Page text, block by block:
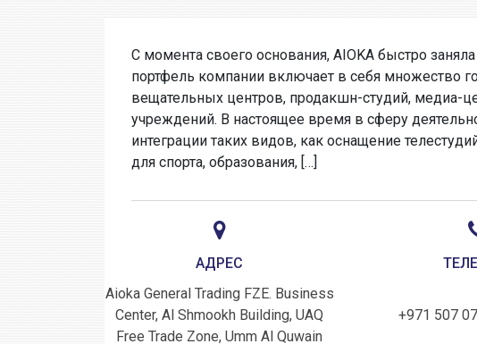
С момента своего основания, AIOKA быстро
портфель компании включает в себя множество
вещательных центров, продакшн-студий, медиа-
учреждений. В настоящее время в сферу
интеграции таких видов, как оснащение
для спорта, образования, […]
АДРЕС
Aioka General Trading FZE. Business
Center, Al Shmookh Building, UAQ
Free Trade Zone, Umm Al Quwain
+971 507